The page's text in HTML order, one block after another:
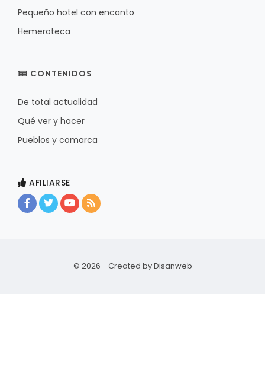
Pequeño hotel con encanto
Hemeroteca
CONTENIDOS
De total actualidad
Qué ver y hacer
Pueblos y comarca
AFILIARSE
© 2026 - Created byDisanweb